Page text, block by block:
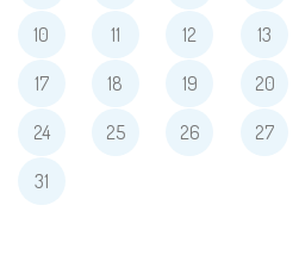
10 11 12 13
17 18 19 20
24 25 26 27
31